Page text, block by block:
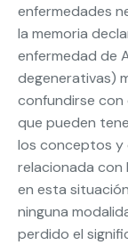
enfermedades
la memoria
enfermedad de
degenerativas)
confundirse
que pueden
los conceptos y
relacionada con
en esta
ninguna
perdido el